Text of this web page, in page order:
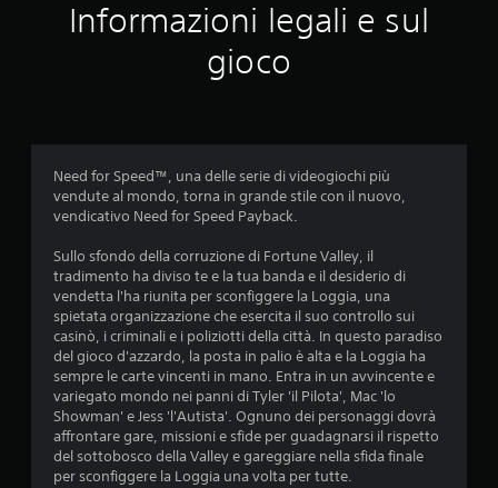
a
t
a
i
o
n
Informazioni legali e sul
gioco
Need for Speed™, una delle serie di videogiochi più
vendute al mondo, torna in grande stile con il nuovo,
vendicativo Need for Speed Payback.
Sullo sfondo della corruzione di Fortune Valley, il
tradimento ha diviso te e la tua banda e il desiderio di
vendetta l'ha riunita per sconfiggere la Loggia, una
spietata organizzazione che esercita il suo controllo sui
casinò, i criminali e i poliziotti della città. In questo paradiso
del gioco d'azzardo, la posta in palio è alta e la Loggia ha
sempre le carte vincenti in mano. Entra in un avvincente e
variegato mondo nei panni di Tyler 'il Pilota', Mac 'lo
Showman' e Jess 'l'Autista'. Ognuno dei personaggi dovrà
affrontare gare, missioni e sfide per guadagnarsi il rispetto
del sottobosco della Valley e gareggiare nella sfida finale
per sconfiggere la Loggia una volta per tutte.